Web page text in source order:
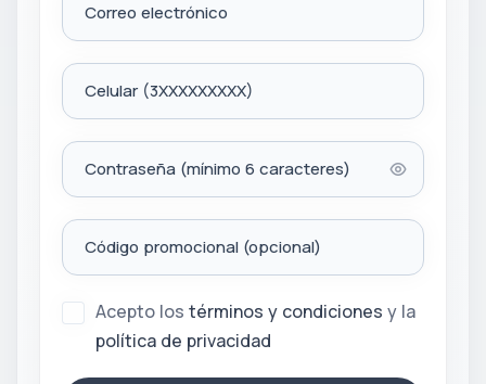
Correo electrónico
Celular (3XXXXXXXXX)
Contraseña (mínimo 6 caracteres)
Código promocional (opcional)
Acepto los términos y condiciones y la
política de privacidad